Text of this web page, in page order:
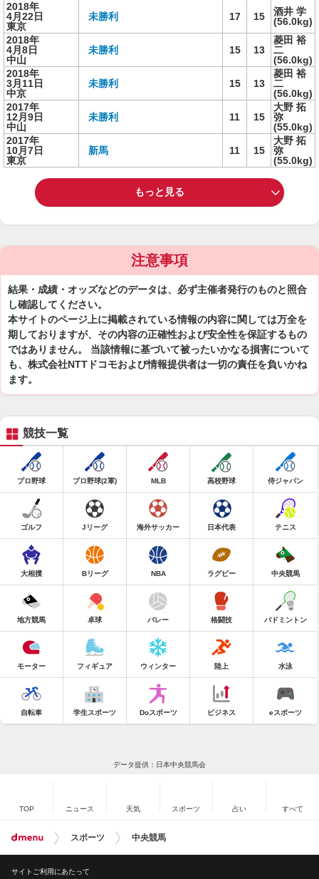
2018年
4月22日
東京
未勝利 17 15
酒井 学
(56.0kg)
2018年
4月8日
中山
未勝利 15 13
菱田 裕
二
(56.0kg)
2018年
3月11日
中京
未勝利 15 13
菱田 裕
二
(56.0kg)
2017年
12月9日
中山
未勝利 11 15
大野 拓
弥
(55.0kg)
2017年
10月7日
東京
新馬 11 15
大野 拓
弥
(55.0kg)
もっと見る
注意事項
結果・成績・オッズなどのデータは、必ず主催者発行のものと照合
し確認してください。
本サイトのページ上に掲載されている情報の内容に関しては万全を
期しておりますが、その内容の正確性および安全性を保証するもの
ではありません。 当該情報に基づいて被ったいかなる損害について
も、株式会社NTTドコモおよび情報提供者は一切の責任を負いかね
ます。
競技一覧
プロ野球 プロ野球(2軍) MLB 高校野球 侍ジャパン
ゴルフ Jリーグ 海外サッカー 日本代表 テニス
大相撲 Bリーグ NBA ラグビー 中央競馬
地方競馬 卓球 バレー 格闘技 バドミントン
モーター フィギュア ウィンター 陸上 水泳
自転車 学生スポーツ Doスポーツ ビジネス eスポーツ
データ提供：日本中央競馬会
TOP ニュース 天気 スポーツ 占い すべて
スポーツ 中央競馬
サイトご利用にあたって